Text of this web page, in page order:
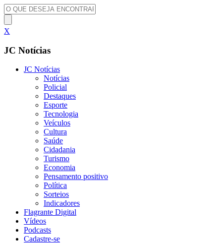
X
JC Notícias
JC Notícias
Notícias
Policial
Destaques
Esporte
Tecnologia
Veículos
Cultura
Saúde
Cidadania
Turismo
Economia
Pensamento positivo
Política
Sorteios
Indicadores
Flagrante Digital
Vídeos
Podcasts
Cadastre-se